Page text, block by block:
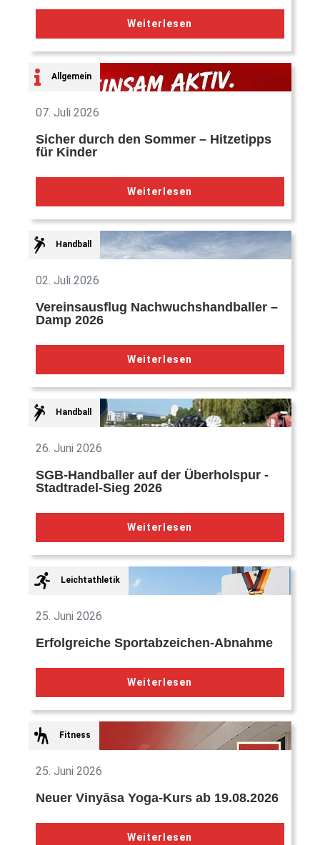
Weiterlesen
Allgemein
07. Juli 2026
Sicher durch den Sommer – Hitzetipps
für Kinder
Weiterlesen
Handball
02. Juli 2026
Vereinsausflug Nachwuchshandballer –
Damp 2026
Weiterlesen
Handball
26. Juni 2026
SGB-Handballer auf der Überholspur -
Stadtradel-Sieg 2026
Weiterlesen
Leichtathletik
25. Juni 2026
Erfolgreiche Sportabzeichen-Abnahme
Weiterlesen
Fitness
25. Juni 2026
Neuer Vinyāsa Yoga-Kurs ab 19.08.2026
Weiterlesen